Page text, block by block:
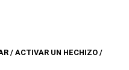
/ ACTIVAR UN HECHIZO /